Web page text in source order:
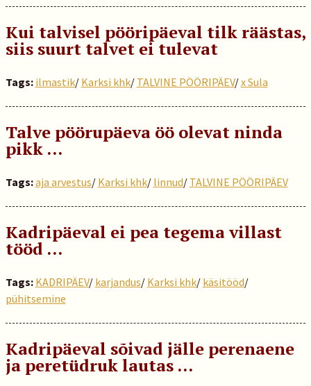
Kui talvisel pööripäeval tilk räästas,
siis suurt talvet ei tulevat
Tags: ilmastik/ Karksi khk/ TALVINE PÖÖRIPÄEV/x Sula
Talve pöörupäeva öö olevat ninda
pikk …
Tags:aja arvestus/ Karksi khk/ linnud/ TALVINE PÖÖRIPÄEV
Kadripäeval ei pea tegema villast
tööd …
Tags: KADRIPÄEV/ karjandus/ Karksi khk/ käsitööd/
pühitsemine
Kadripäeval sõivad jälle perenaene
ja peretüdruk lautas …